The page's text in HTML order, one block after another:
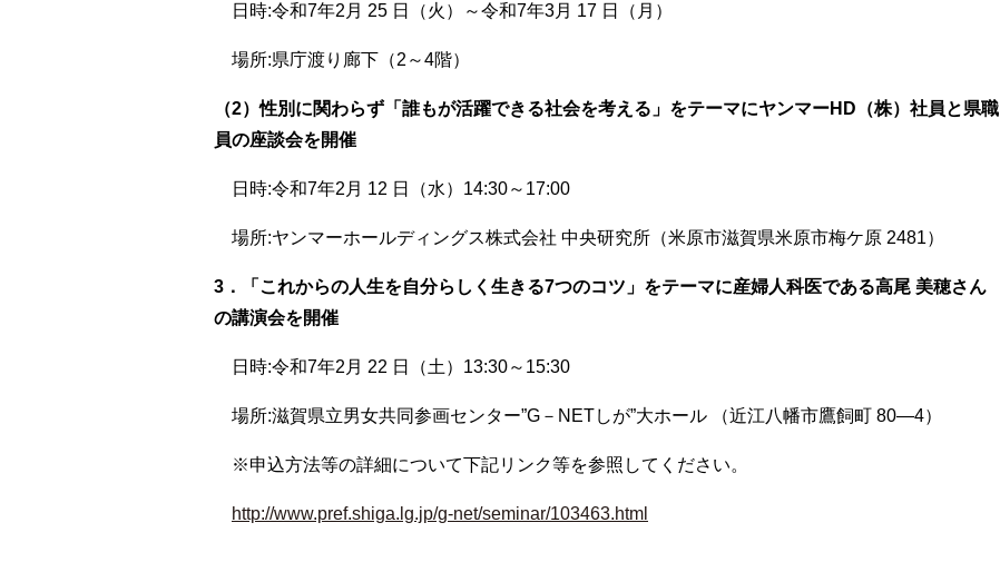
日時:令和7年2月 25 日（火）～令和7年3月 17 日（月）
場所:県庁渡り廊下（2～4階）
（2）性別に関わらず「誰もが活躍できる社会を考える」をテーマにヤンマーHD（株）社員と県職
員の座談会を開催
日時:令和7年2月 12 日（水）14:30～17:00
場所:ヤンマーホールディングス株式会社 中央研究所（米原市滋賀県米原市梅ケ原 2481）
3．「これからの人生を自分らしく生きる7つのコツ」をテーマに産婦人科医である高尾 美穂さん
の講演会を開催
日時:令和7年2月 22 日（土）13:30～15:30
場所:滋賀県立男女共同参画センター”G－NETしが”大ホール （近江八幡市鷹飼町 80―4）
※申込方法等の詳細について下記リンク等を参照してください。
http://www.pref.shiga.lg.jp/g-net/seminar/103463.html